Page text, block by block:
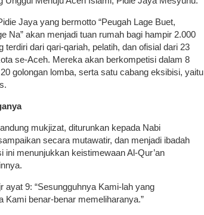
Jaya yang bermotto “Peugah Lage Buet,
Na” akan menjadi tuan rumah bagi hampir 2.000
terdiri dari qari-qariah, pelatih, dan ofisial dari 23
se-Aceh. Mereka akan berkompetisi dalam 8
golongan lomba, serta satu cabang eksibisi, yaitu
mukjizat, diturunkan kepada Nabi
secara mutawatir, dan menjadi ibadah
menunjukkan keistimewaan Al-Qur’an
ayat 9: “Sesungguhnya Kami-lah yang
Kami benar-benar memeliharanya.”